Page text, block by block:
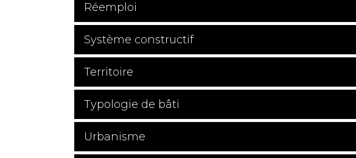
Réemploi
Système constructif
Territoire
Typologie de bâti
Urbanisme